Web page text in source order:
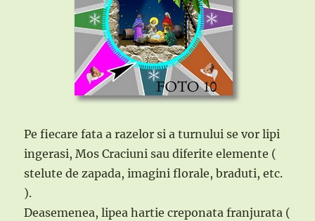
Pe fiecare fata a razelor si a turnului se vor lipi
ingerasi, Mos Craciuni sau diferite elemente (
stelute de zapada, imagini florale, braduti, etc.
).
Deasemenea, lipea hartie creponata franjurata (